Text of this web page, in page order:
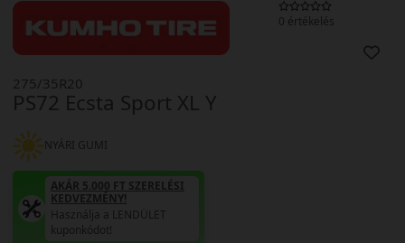
0 értékelés
PS72 Ecsta Sport XL Y
275/35R20
NYÁRI GUMI
AKÁR 5.000 FT SZERELÉSI
KEDVEZMÉNY!
Használja a LENDÜLET
kuponkódot!